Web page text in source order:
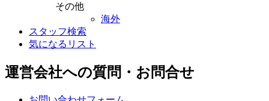
その他
海外
スタッフ検索
気になるリスト
運営会社への質問・お問合せ